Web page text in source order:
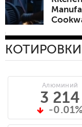
КОТИРОВКИ
Алюминий
3 214
-0.01%